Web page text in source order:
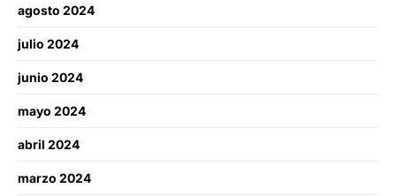
agosto 2024
julio 2024
junio 2024
mayo 2024
abril 2024
marzo 2024